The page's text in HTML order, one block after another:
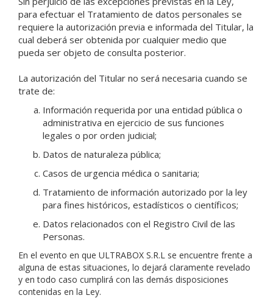
para efectuar el Tratamiento de datos personales se
requiere la autorización previa e informada del Titular, la
cual deberá ser obtenida por cualquier medio que
pueda ser objeto de consulta posterior.
La autorización del Titular no será necesaria cuando se
trate de:
Información requerida por una entidad pública o
administrativa en ejercicio de sus funciones
legales o por orden judicial;
Datos de naturaleza pública;
Casos de urgencia médica o sanitaria;
Tratamiento de información autorizado por la ley
para fines históricos, estadísticos o científicos;
Datos relacionados con el Registro Civil de las
Personas.
En el evento en que ULTRABOX S.R.L se encuentre frente a
alguna de estas situaciones, lo dejará claramente revelado
y en todo caso cumplirá con las demás disposiciones
contenidas en la Ley.